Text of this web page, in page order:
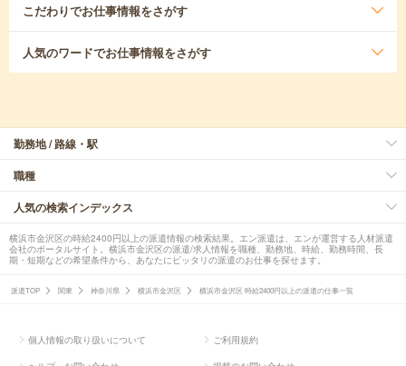
こだわりでお仕事情報をさがす
人気のワードでお仕事情報をさがす
勤務地 / 路線・駅
職種
人気の検索インデックス
横浜市金沢区の時給2400円以上の派遣情報の検索結果。エン派遣は、エンが運営する人材派遣
会社のポータルサイト。横浜市金沢区の派遣/求人情報を職種、勤務地、時給、勤務時間、長
期・短期などの希望条件から、あなたにピッタリの派遣のお仕事を探せます。
派遣TOP 関東 神奈川県 横浜市金沢区 横浜市金沢区 時給2400円以上の派遣の仕事一覧
個人情報の取り扱いについて ご利用規約